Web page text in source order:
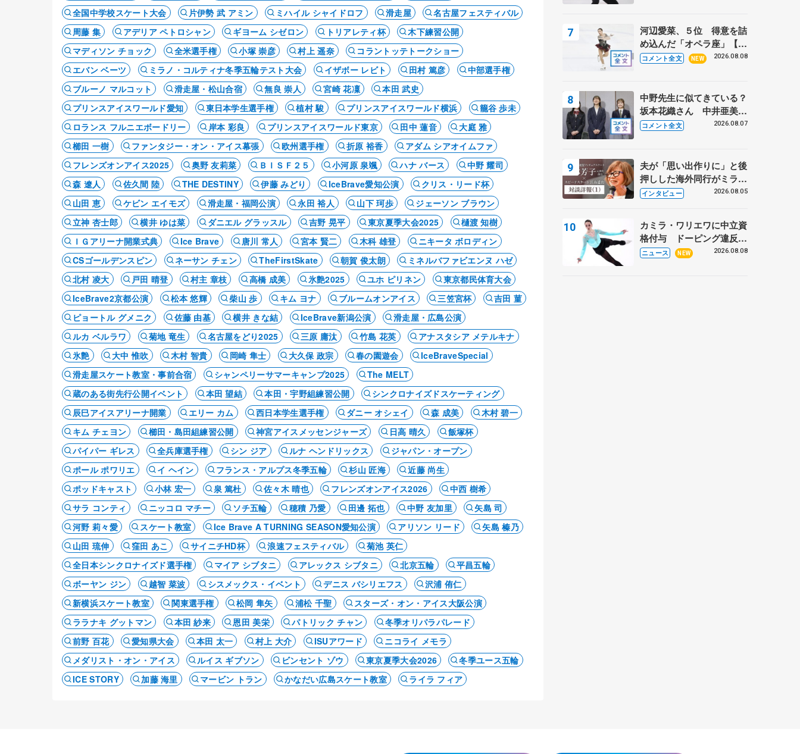
全国中学校スケート大会
片伊勢 武 アミン ミハイル シャイドロフ 滑走屋
名古屋フェスティバル
周藤 集
アデリア ペトロシャン ギヨーム シゼロン トリアレティ杯
木下練習公開
マディソン チョック
全米選手権 小塚 崇彦 村上 遥奈
コラントッテトークショー
エバン ベーツ
ミラノ・コルティナ冬季五輪テスト大会 イザボー レビト 田村 篤彦
中部選手権
ブルーノ マルコット
滑走屋・松山合宿 無良 崇人 宮崎 花凜
本田 武史
プリンスアイスワールド愛知
東日本学生選手権 植村 駿 プリンスアイスワールド横浜
籠谷 歩未
ロランス フルニエボードリー
岸本 彩良 プリンスアイスワールド東京 田中 蓮音
大庭 雅
櫛田 一樹
ファンタジー・オン・アイス幕張 欧州選手権 折原 裕香
アダム シアオイムファ
フレンズオンアイス2025
奥野 友莉菜 ＢＩＳＦ２５ 小河原 泉颯 ハナ バース
中野 耀司
森 遼人
佐久間 陸 THE DESTINY 伊藤 みどり IceBrave愛知公演
クリス・リード杯
山田 恵
ケビン エイモズ 滑走屋・福岡公演 永田 裕人 山下 珂歩
ジェーソン ブラウン
立神 杏士郎
横井 ゆは菜 ダニエル グラッスル 吉野 晃平 東京夏季大会2025
樋渡 知樹
ＩＧアリーナ開業式典
Ice Brave 唐川 常人 宮本 賢二 木科 雄登
ニキータ ボロディン
CSゴールデンスピン
ネーサン チェン TheFirstSkate 朝賀 俊太朗
ミネルバファビエンヌ ハゼ
北村 凌大
戸田 晴登 村主 章枝 高橋 成美 氷艶2025 ユホ ピリネン
東京都民体育大会
IceBrave2京都公演
松本 悠輝 柴山 歩 キム ヨナ ブルームオンアイス 三笠宮杯
吉田 菫
ピョートル グメニク
佐藤 由基 横井 きな結 IceBrave新潟公演
滑走屋・広島公演
ルカ ベルラワ
菊地 竜生 名古屋をどり2025 三原 庸汰 竹島 花英
アナスタシア メテルキナ
氷艶
大中 惟吹 木村 智貴 岡崎 隼士 大久保 政宗 春の園遊会
IceBraveSpecial
滑走屋スケート教室・事前合宿
シャンペリーサマーキャンプ2025
The MELT
蔵のある街先行公開イベント
本田 望結 本田・宇野組練習公開
シンクロナイズドスケーティング
辰巳アイスアリーナ開業
エリー カム 西日本学生選手権 ダニー オシェイ 森 成美
木村 碧一
キム チェヨン
櫛田・島田組練習公開 神宮アイスメッセンジャーズ 日高 晴久
飯塚杯
パイパー ギレス
全兵庫選手権 シン ジア ルナ ヘンドリックス
ジャパン・オープン
ポール ポワリエ
イ ヘイン フランス・アルプス冬季五輪 杉山 匠海
近藤 尚生
ポッドキャスト
小林 宏一 泉 篤杜 佐々木 晴也 フレンズオンアイス2026
中西 樹希
サラ コンティ
ニッコロ マチー ソチ五輪 穂積 乃愛 田邊 拓也 中野 友加里
矢島 司
河野 莉々愛
スケート教室 Ice Brave A TURNING SEASON愛知公演 アリソン リード
矢島 榛乃
山田 琉伸
窪田 あこ サイニチHD杯 浪速フェスティバル
菊池 英仁
全日本シンクロナイズド選手権
マイア シブタニ アレックス シブタニ 北京五輪
平昌五輪
ボーヤン ジン
越智 菜波 シスメックス・イベント デニス バシリエフス
沢浦 侑仁
新横浜スケート教室
関東選手権 松岡 隼矢 浦松 千聖
スターズ・オン・アイス大阪公演
ララナキ グットマン
本田 紗来 恩田 美栄 パトリック チャン
冬季オリパラパレード
前野 百花
愛知県大会 本田 太一 村上 大介 ISUアワード
ニコライ メモラ
メダリスト・オン・アイス
ルイス ギブソン ビンセント ゾウ 東京夏季大会2026
冬季ユース五輪
ICE STORY
加藤 海里 マービン トラン かなだい広島スケート教室 ライラ フィア
河辺愛菜、５位 得意を詰
め込んだ「オペラ座」【み
なとアクルス杯フリー】
コメント全文 NEW 2026.08.08
中野先生に似てきている？
坂本花織さん 中井亜美は
クリケットのサマーキャン
部科学省スポーツ表彰
式】
コメント全文 2026.08.07
夫が「思い出作りに」と後
押しした海外同行がミラノ
まで… 繁華街のリンクで
に 小林芳子さんが振り返
るスケート人生
インタビュー 2026.08.05
カミラ・ワリエワに中立資
格付与 ドーピング違反で
処分、アレクサンドラ・イ
ニュース NEW 2026.08.08